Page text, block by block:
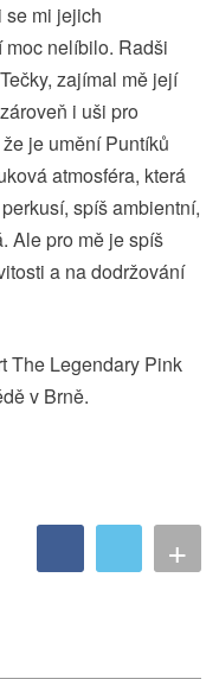
se mi jejich
nelíbilo. Radši
zajímal mě její
i uši pro
je umění Puntíků
atmosféra, která
spíš ambientní,
Ale pro mě je spíš
a na dodržování
The Legendary Pink
v Brně.
+